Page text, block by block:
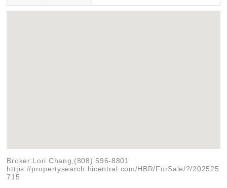
Broker:Lori Chang,(808) 596-8801
https://propertysearch.hicentral.com/HBR/ForSale/?/202525
715